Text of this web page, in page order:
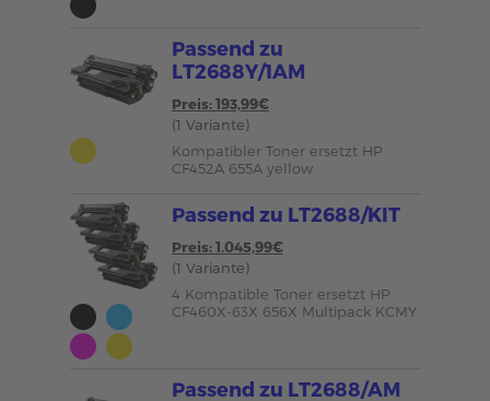
Passend zu
LT2688Y/1AM
Preis: 193,99€
(1 Variante)
Kompatibler Toner ersetzt HP
CF452A 655A yellow
Passend zu LT2688/KIT
Preis: 1.045,99€
(1 Variante)
4 Kompatible Toner ersetzt HP
CF460X-63X 656X Multipack KCMY
Passend zu LT2688/AM